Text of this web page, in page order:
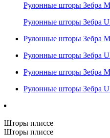
Рулонные шторы Зебра
Рулонные шторы Зебра
Рулонные шторы Зебра
Рулонные шторы Зебра
Рулонные шторы Зебра
Рулонные шторы Зебра
Шторы плиссе
Шторы плиссе